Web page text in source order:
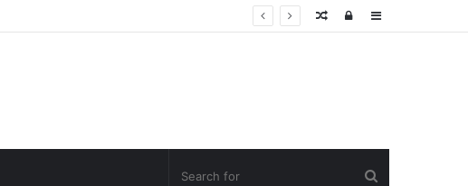
Sidebar
Log
Random